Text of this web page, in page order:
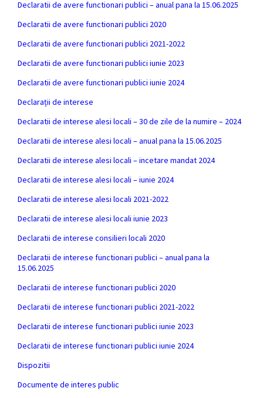
Declaratii de avere functionari publici – anual pana la 15.06.2025
Declaratii de avere functionari publici 2020
Declaratii de avere functionari publici 2021-2022
Declaratii de avere functionari publici iunie 2023
Declaratii de avere functionari publici iunie 2024
Declarații de interese
Declaratii de interese alesi locali – 30 de zile de la numire – 2024
Declaratii de interese alesi locali – anual pana la 15.06.2025
Declaratii de interese alesi locali – incetare mandat 2024
Declaratii de interese alesi locali – iunie 2024
Declaratii de interese alesi locali 2021-2022
Declaratii de interese alesi locali iunie 2023
Declaratii de interese consilieri locali 2020
Declaratii de interese functionari publici – anual pana la
15.06.2025
Declaratii de interese functionari publici 2020
Declaratii de interese functionari publici 2021-2022
Declaratii de interese functionari publici iunie 2023
Declaratii de interese functionari publici iunie 2024
Dispozitii
Documente de interes public